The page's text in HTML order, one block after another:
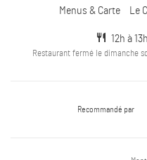
Menus & Carte Le
12h à
Restaurant fermé le dimanche
Recommandé par